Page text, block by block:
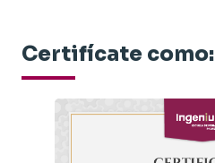
Certifícate como: